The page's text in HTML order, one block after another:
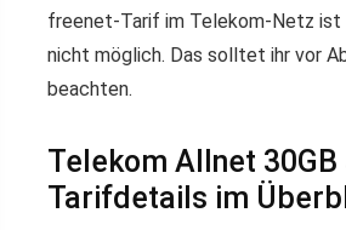
freenet-Tarif im Telekom-Netz ist
nicht möglich. Das solltet ihr vor
beachten.
Telekom Allnet 30GB
Tarifdetails im